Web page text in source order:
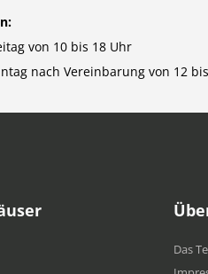
von 10 bis 18 Uhr
nach Vereinbarung von 12
Das